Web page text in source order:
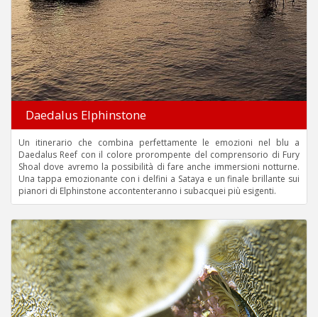
Daedalus Elphinstone
Un itinerario che combina perfettamente le emozioni nel blu a
Daedalus Reef con il colore prorompente del comprensorio di Fury
Shoal dove avremo la possibilità di fare anche immersioni notturne.
Una tappa emozionante con i delfini a Sataya e un finale brillante sui
pianori di Elphinstone accontenteranno i subacquei più esigenti.